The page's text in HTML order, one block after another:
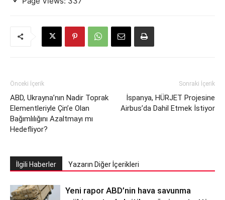
Önceki İçerik
ABD, Ukrayna’nın Nadir Toprak
Elementleriyle Çin’e Olan
Bağımlılığını Azaltmayı mı
Hedefliyor?
Sonraki İçerik
İspanya, HÜRJET Projesine
Airbus’da Dahil Etmek İstiyor
İlgili Haberler Yazarın Diğer İçerikleri
Yeni rapor ABD’nin hava savunma